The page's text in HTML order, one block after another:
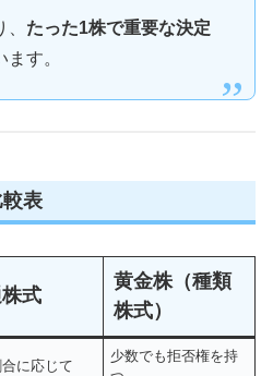
たった1株で重要な決定
す。
較表
式
黄金株（種類
株式）
に応じて
少数でも拒否権を持